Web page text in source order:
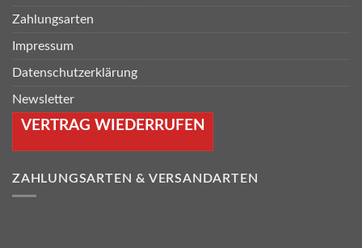
Zahlungsarten
Impressum
Datenschutzerklärung
Newsletter
VERTRAG WIEDERRUFEN
ZAHLUNGSARTEN & VERSANDARTEN